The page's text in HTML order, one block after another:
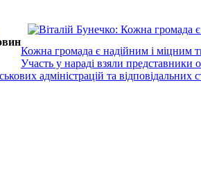
Кожна громада є надійним і міцним
Участь у нараді взяли представники
адміністрацій та відповідальних